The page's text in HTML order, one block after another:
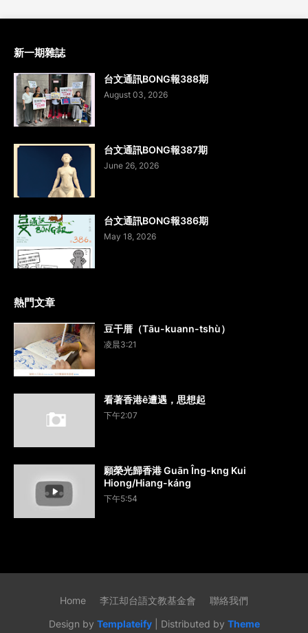
新一期雜誌
台文通訊BONG報388期
August 03, 2026
台文通訊BONG報387期
June 26, 2026
台文通訊BONG報386期
May 18, 2026
熱門文章
豆干厝（Tāu-kuann-tshù）
凌晨3:21
看著香港ê遭遇，思想起
下午2:07
願榮光歸香港 Guān Îng-kng Kui
Hiong/Hiang-káng
下午5:54
Design by Templateify| Distributed by Theme
Home 李江却台語文教基金會 聯絡我們